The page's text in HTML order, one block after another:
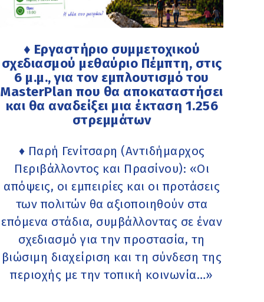
♦ Εργαστήριο συμμετοχικού
σχεδιασμού μεθαύριο Πέμπτη, στις
6 μ.μ., για τον εμπλουτισμό του
MasterPlan που θα αποκαταστήσει
και θα αναδείξει μια έκταση 1.256
στρεμμάτων
♦ Παρή Γενίτσαρη (Αντιδήμαρχος
Περιβάλλοντος και Πρασίνου): «Οι
απόψεις, οι εμπειρίες και οι προτάσεις
των πολιτών θα αξιοποιηθούν στα
επόμενα στάδια, συμβάλλοντας σε έναν
σχεδιασμό για την προστασία, τη
βιώσιμη διαχείριση και τη σύνδεση της
περιοχής με την τοπική κοινωνία…»